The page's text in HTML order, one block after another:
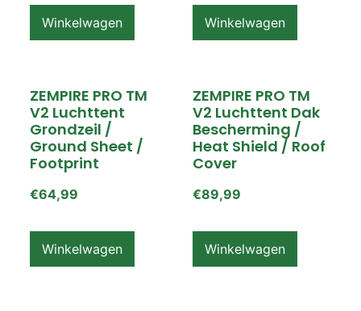
Winkelwagen Winkelwagen
ZEMPIRE PRO TM
V2 Luchttent
Grondzeil /
Ground Sheet /
Footprint
€64,99
Winkelwagen
ZEMPIRE PRO TM
V2 Luchttent Dak
Bescherming /
Heat Shield / Roof
Cover
€89,99
Winkelwagen